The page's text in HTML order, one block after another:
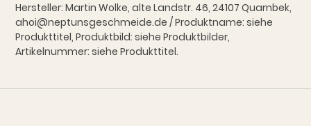
Hersteller: Martin Wolke, alte Landstr. 46, 24107 Quarnbek,
ahoi@neptunsgeschmeide.de / Produktname: siehe
Produkttitel, Produktbild: siehe Produktbilder,
Artikelnummer: siehe Produkttitel.